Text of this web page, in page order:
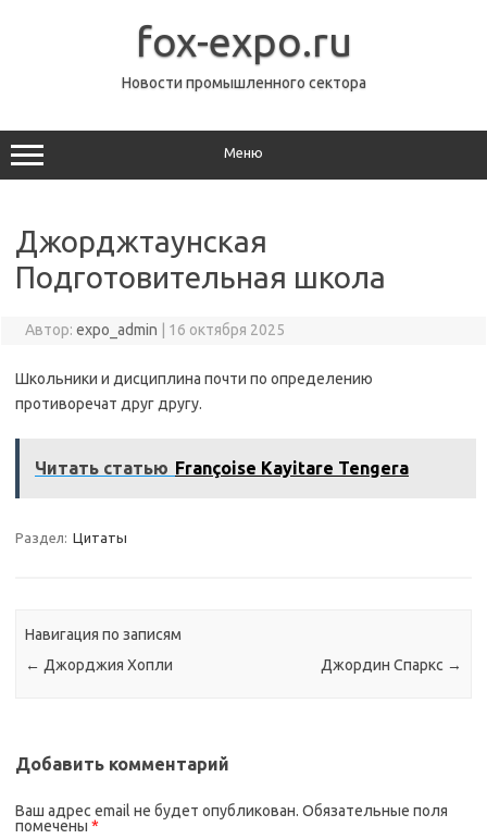
fox-expo.ru
Новости промышленного сектора
Меню
Джорджтаунская
Подготовительная школа
Автор: expo_admin 16 октября 2025
Школьники и дисциплина почти по определению
противоречат друг другу.
Читать статью Françoise Kayitare Tengera
Раздел: Цитаты
Навигация по записям
← Джорджия Хопли Джордин Спаркс →
Добавить комментарий
Ваш адрес email не будет опубликован. Обязательные поля
помечены *